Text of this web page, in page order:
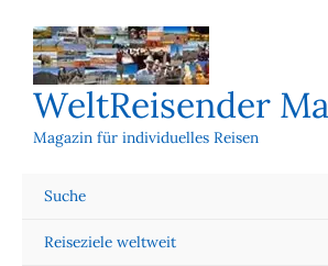
Inhalt
springen
WeltReisender
Magazin für individuelles Reisen
Suche
Reiseziele weltweit